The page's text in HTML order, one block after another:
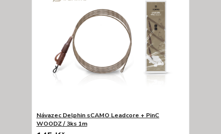
Návazec Delphin sCAMO Leadcore + PinC
WOODZ / 3ks 1m